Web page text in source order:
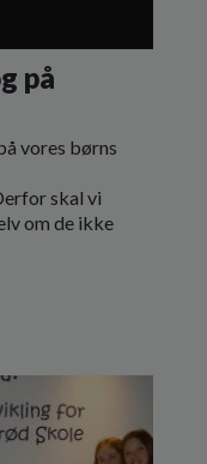
på
vores børns
skal vi
om de ikke